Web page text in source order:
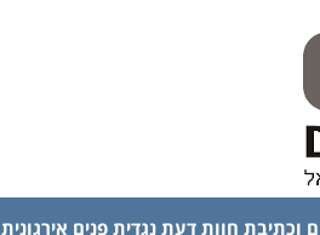
וכתיבת חוות דעת נגדית פנים אירגונית